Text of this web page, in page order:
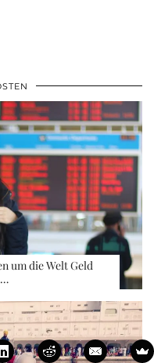
um die Welt Geld